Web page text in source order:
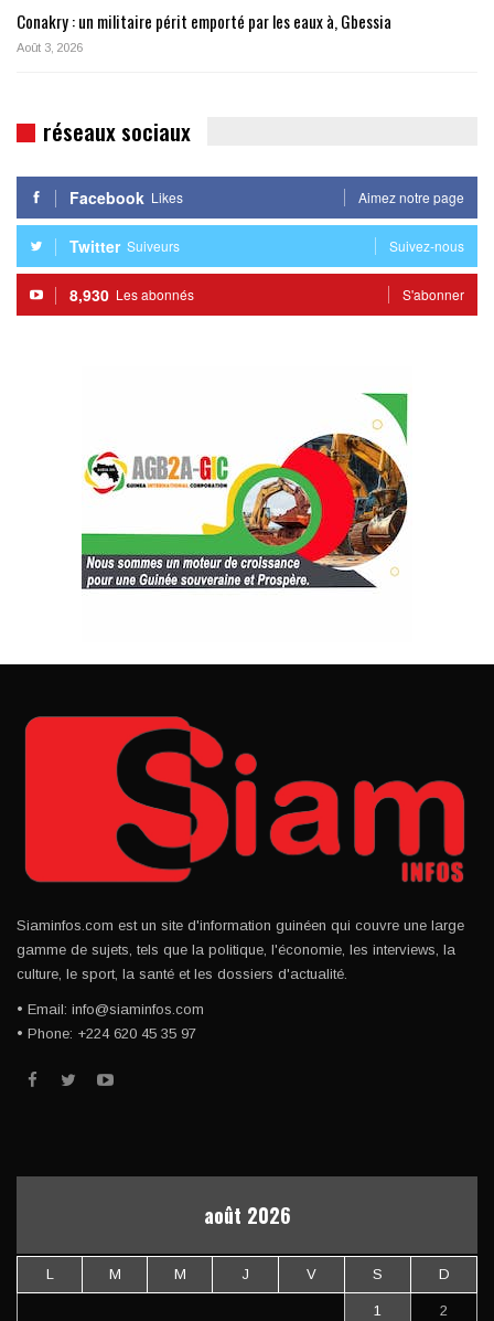
Conakry : un militaire périt emporté par les eaux à, Gbessia
Août 3, 2026
réseaux sociaux
Facebook Likes Aimez notre page
Twitter Suiveurs Suivez-nous
8,930 Les abonnés S'abonner
Siaminfos.com est un site d'information guinéen qui couvre une large
gamme de sujets, tels que la politique, l'économie, les interviews, la
culture, le sport, la santé et les dossiers d'actualité.
• Email: info@siaminfos.com
• Phone: +224 620 45 35 97
août 2026
L M M J V S D
1 2